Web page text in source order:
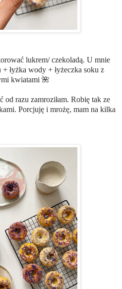
lukrem/ czekoladą. U mnie
łyżka wody + łyżeczka soku z
kwiatami 🌺
od razu zamroziłam. Robię tak ze
Porcjuję i mrożę, mam na kilka